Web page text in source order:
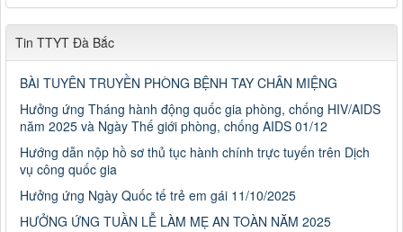
Tin TTYT Đà Bắc
BÀI TUYÊN TRUYỀN PHÒNG BỆNH TAY CHÂN MIỆNG
Hưởng ứng Tháng hành động quốc gia phòng, chống HIV/AIDS
năm 2025 và Ngày Thế giới phòng, chống AIDS 01/12
Hướng dẫn nộp hồ sơ thủ tục hành chính trực tuyến trên Dịch
vụ công quốc gia
Hưởng ứng Ngày Quốc tế trẻ em gái 11/10/2025
HƯỞNG ỨNG TUẦN LỄ LÀM MẸ AN TOÀN NĂM 2025